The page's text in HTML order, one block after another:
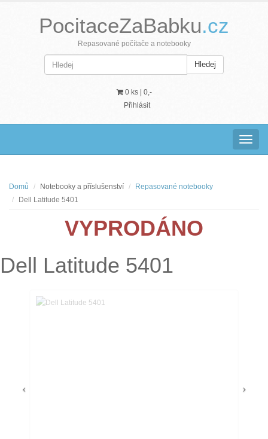
PocitaceZaBabku.cz
Repasované počítače a notebooky
Hledej
0 ks | 0,-
Přihlásit
Domů Notebooky a příslušenství
Repasované notebooky
Dell Latitude 5401
VYPRODÁNO
Dell Latitude 5401